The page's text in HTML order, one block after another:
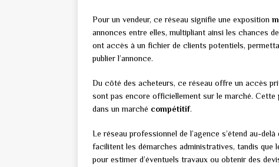
Pour un vendeur, ce réseau signifie une exposition
annonces entre elles, multipliant ainsi les chances
ont accès à un fichier de clients potentiels,
publier l’annonce.
Du côté des acheteurs, ce réseau offre un accès
sont pas encore officiellement sur le marché. Cette
dans un marché compétitif.
Le réseau professionnel de l’agence s’étend au-
facilitent les démarches administratives, tandis que
pour estimer d’éventuels travaux ou obtenir des